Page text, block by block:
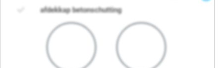
afdekkap betonschutting